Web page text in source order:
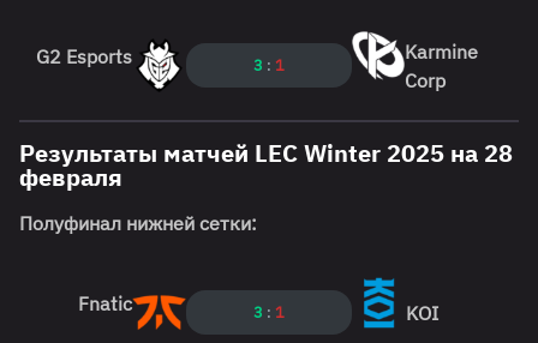
G2 Esports 3 : 1
Karmine
Corp
Результаты матчей LEC Winter 2025 на 28
февраля
Полуфинал нижней сетки:
Fnatic 3 : 1 KOI